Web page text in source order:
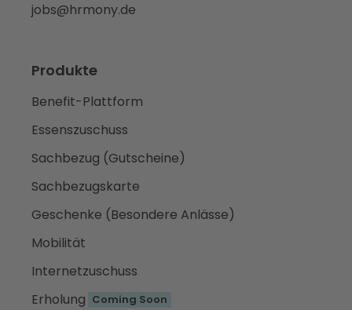
jobs@hrmony.de
Produkte
Benefit-Plattform
Essenszuschuss
Sachbezug (Gutscheine)
Sachbezugskarte
Geschenke (Besondere Anlässe)
Mobilität
Internetzuschuss
Erholung Coming Soon